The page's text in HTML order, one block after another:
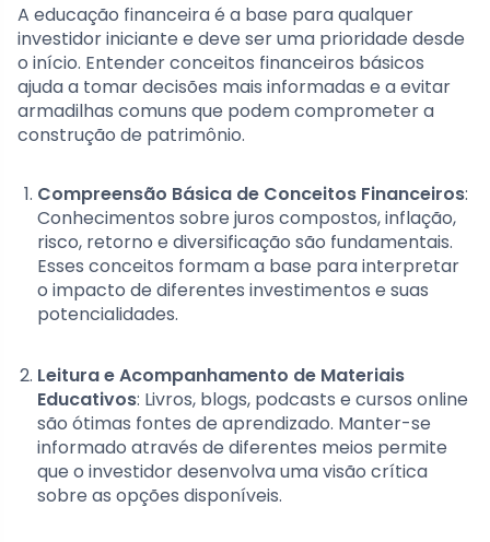
A educação financeira é a base para qualquer
investidor iniciante e deve ser uma prioridade desde
o início. Entender conceitos financeiros básicos
ajuda a tomar decisões mais informadas e a evitar
armadilhas comuns que podem comprometer a
construção de patrimônio.
Compreensão Básica de Conceitos Financeiros:
Conhecimentos sobre juros compostos, inflação,
risco, retorno e diversificação são fundamentais.
Esses conceitos formam a base para interpretar
o impacto de diferentes investimentos e suas
potencialidades.
Leitura e Acompanhamento de Materiais
Educativos: Livros, blogs, podcasts e cursos online
são ótimas fontes de aprendizado. Manter-se
informado através de diferentes meios permite
que o investidor desenvolva uma visão crítica
sobre as opções disponíveis.